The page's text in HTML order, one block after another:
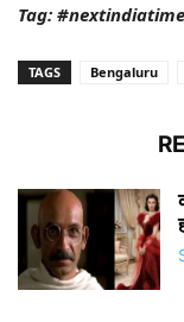
Tag:
TAGS Bengaluru